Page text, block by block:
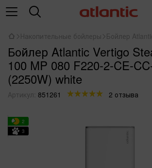
Накопительные бойлеры Бойлер
Бойлер Atlantic Vertigo
100 MP 080 F220-2-CE-
(2250W) white
Артикул: 851261 2 отзыва
2
3